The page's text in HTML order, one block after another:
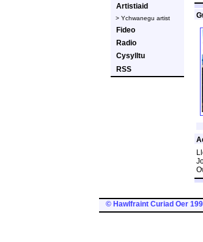
Artistiaid
> Ychwanegu artist
Fideo
Radio
Cysylltu
RSS
© Hawlfraint Curiad Oer